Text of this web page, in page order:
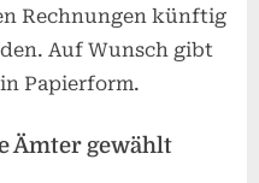
Rechnungen künftig
Auf Wunsch gibt
Papierform.
Ämter gewählt